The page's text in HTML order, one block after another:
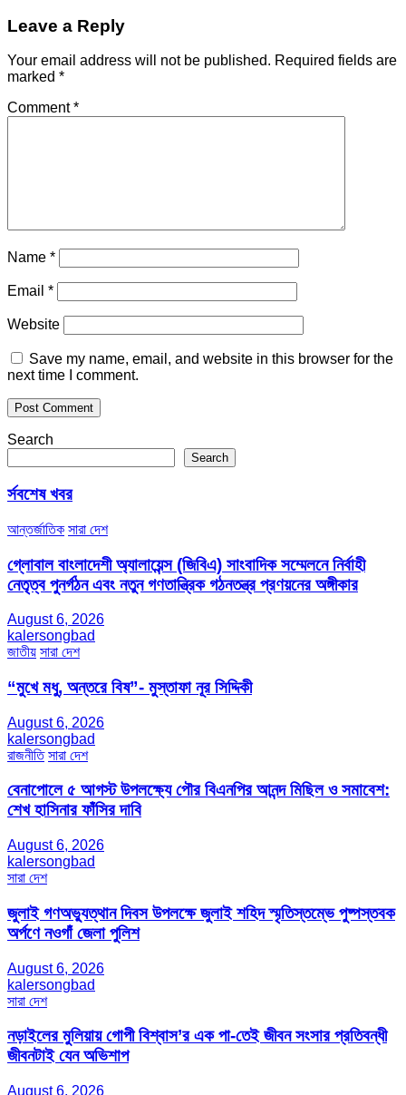
Leave a Reply
Your email address will not be published. Required fields are
marked *
Comment*
Name *
Email *
Website
Save my name, email, and website in this browser for the
next time I comment.
Search
Search
র্সবশেষ খবর
আন্তর্জাতিক সারা দেশ
গ্লোবাল বাংলাদেশী অ্যালায়েন্স (জিবিএ) সাংবাদিক সম্মেলনে নির্বাহী
নেতৃত্ব পুনর্গঠন এবং নতুন গণতান্ত্রিক গঠনতন্ত্র প্রণয়নের অঙ্গীকার
August 6, 2026
kalersongbad
জাতীয় সারা দেশ
“মুখে মধু, অন্তরে বিষ”- মুস্তাফা নূর সিদ্দিকী
August 6, 2026
kalersongbad
রাজনীতি সারা দেশ
বেনাপোলে ৫ আগস্ট উপলক্ষ্যে পৌর বিএনপির আনন্দ মিছিল ও সমাবেশ:
শেখ হাসিনার ফাঁসির দাবি
August 6, 2026
kalersongbad
সারা দেশ
জুলাই গণঅভ্যুত্থান দিবস উপলক্ষে জুলাই শহিদ স্মৃতিস্তম্ভে পুষ্পস্তবক
অর্পণে নওগাঁ জেলা পুলিশ
August 6, 2026
kalersongbad
সারা দেশ
নড়াইলের মুলিয়ায় গোপী বিশ্বাস’র এক পা-তেই জীবন সংসার প্রতিবন্ধী
জীবনটাই যেন অভিশাপ
August 6, 2026